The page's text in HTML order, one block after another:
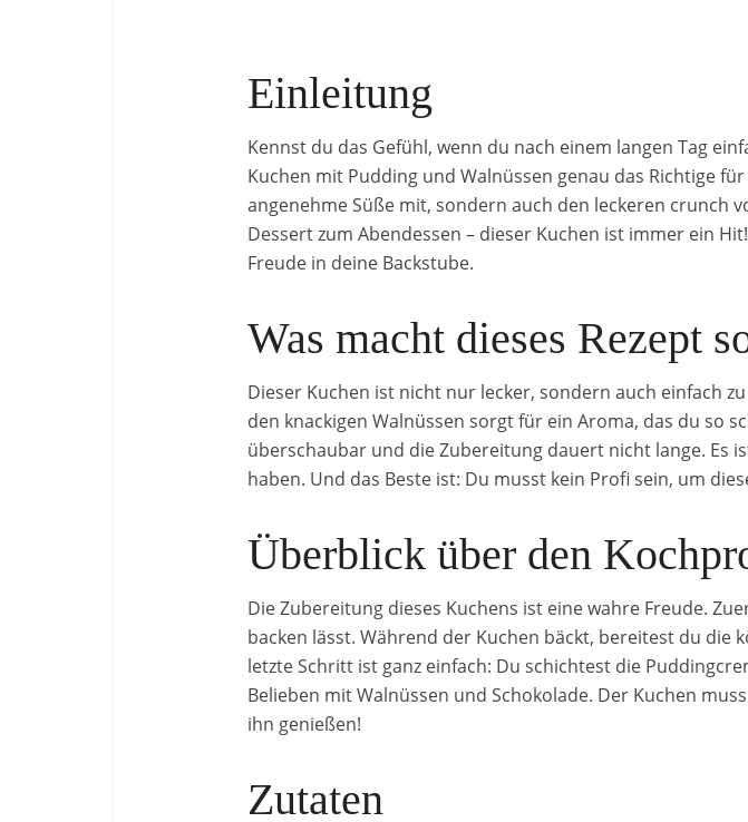
Einleitung
Kennst du das Gefühl, wenn du nach einem langen Tag
Kuchen mit Pudding und Walnüssen genau das Richtige
angenehme Süße mit, sondern auch den leckeren crunch
Dessert zum Abendessen – dieser Kuchen ist immer ein
Freude in deine Backstube.
Was macht dieses Rezept
Dieser Kuchen ist nicht nur lecker, sondern auch einfach
den knackigen Walnüssen sorgt für ein Aroma, das du so
überschaubar und die Zubereitung dauert nicht lange. Es
haben. Und das Beste ist: Du musst kein Profi sein, um
Überblick über den
Die Zubereitung dieses Kuchens ist eine wahre Freude.
backen lässt. Während der Kuchen bäckt, bereitest du die
letzte Schritt ist ganz einfach: Du schichtest die
Belieben mit Walnüssen und Schokolade. Der Kuchen
ihn genießen!
Zutaten